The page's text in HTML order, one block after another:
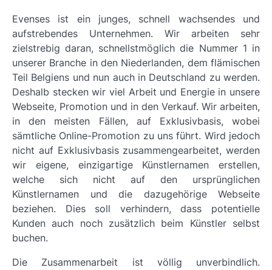
Evenses ist ein junges, schnell wachsendes und
aufstrebendes Unternehmen. Wir arbeiten sehr
zielstrebig daran, schnellstmöglich die Nummer 1 in
unserer Branche in den Niederlanden, dem flämischen
Teil Belgiens und nun auch in Deutschland zu werden.
Deshalb stecken wir viel Arbeit und Energie in unsere
Webseite, Promotion und in den Verkauf. Wir arbeiten,
in den meisten Fällen, auf Exklusivbasis, wobei
sämtliche Online-Promotion zu uns führt. Wird jedoch
nicht auf Exklusivbasis zusammengearbeitet, werden
wir eigene, einzigartige Künstlernamen erstellen,
welche sich nicht auf den ursprünglichen
Künstlernamen und die dazugehörige Webseite
beziehen. Dies soll verhindern, dass potentielle
Kunden auch noch zusätzlich beim Künstler selbst
buchen.
Die Zusammenarbeit ist völlig unverbindlich.